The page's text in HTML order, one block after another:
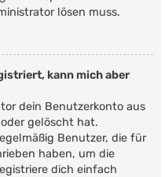
lösen muss.
kann mich aber
dein Benutzerkonto aus
gelöscht hat.
Benutzer, die für
haben, um die
dich einfach